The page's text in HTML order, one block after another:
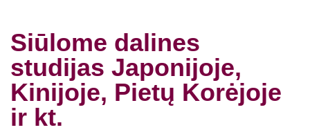
Siūlome dalines
studijas Japonijoje,
Kinijoje, Pietų Korėjoje
ir kt.